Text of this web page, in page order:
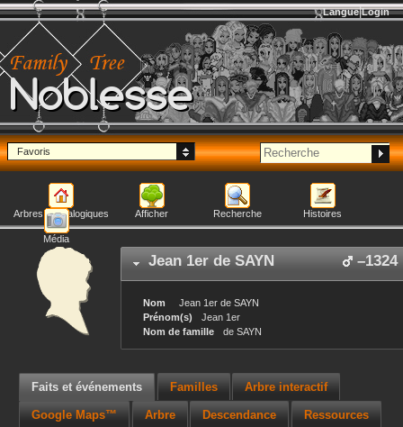
Noblesse
Langue Login
Favoris
Arbres généalogiques Afficher Recherche Histoires
Média
Jean 1er de SAYN –1324
Nom Jean 1er de SAYN
Prénom(s)
Jean 1er
Nom de famille
de SAYN
Faits et événements Familles Arbre interactif
Google Maps™ Arbre Descendance Ressources